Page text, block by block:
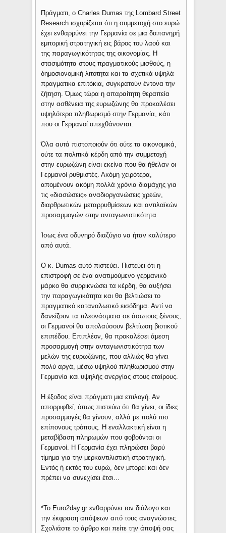
Πράγματι, ο Charles Dumas της Lombard Street
Research ισχυρίζεται ότι η συμμετοχή στο ευρώ
έχει ενθαρρύνει την Γερμανία σε μια δαπανηρή
εμπορική στρατηγική εις βάρος του λαού και
της παραγωγικότητας της οικονομίας. Η
στασιμότητα στους πραγματικούς μισθούς, η
δημοσιονομική λιτοτητα και τα σχετικά υψηλά
πραγματικα επιτόκια, συγκρατούν έντονα την
ζήτηση. Όμως τώρα η απαραίτητη θεραπεία
στην ασθένεια της ευρωζώνης θα προκαλέσει
υψηλότερο πληθωρισμό στην Γερμανία, κάτι
που οι Γερμανοί απεχθάνονται.
Όλα αυτά πιστοποιούν ότι ούτε τα οικονομικά,
ούτε τα πολιτικά κέρδη από την συμμετοχή
στην ευρωζώνη είναι εκείνα που θα ήθελαν οι
Γερμανοί ρυθμιστές. Ακόμη χειρότερα,
απομένουν ακόμη πολλά χρόνια διαμάχης για
τις «διασώσεις» αναδιοργανώσεις χρεών,
διαρθρωτικών μεταρρυθμίσεων και αντιλαϊκών
προσαρμογών στην ανταγωνιστικότητα.
Ίσως ένα οδυνηρό διαζύγιο να ήταν καλύτερο
από αυτά.
Ο κ. Dumas αυτό πιστεύει. Πιστεύει ότι η
επιστροφή σε ένα ανατιμούμενο γερμανικό
μάρκο θα συρρικνώσει τα κέρδη, θα αυξήσει
την παραγωγικότητα και θα βελτιώσει το
πραγματικό καταναλωτικό εισόδημα. Αντί να
δανείζουν τα πλεονάσματα σε άσωτους ξένους,
οι Γερμανοί θα απολαύσουν βελτίωση βιοτικού
επιπέδου. Επιπλέον, θα προκαλέσει άμεση
προσαρμογή στην ανταγωνιστικότητα των
μελών της ευρωζώνης, που αλλιώς θα γίνει
πολύ αργά, μέσω υψηλού πληθωρισμού στην
Γερμανία και υψηλής ανεργίας στους εταίρους.
Η έξοδος είναι πράγματι μια επιλογή. Αν
απορριφθεί, όπως πιστεύω ότι θα γίνει, οι ίδιες
προσαρμογές θα γίνουν, αλλά με πολύ πιο
επίπονους τρόπους. Η εναλλακτική είναι η
μεταβίβαση πληρωμών που φοβούνται οι
Γερμανοί. Η Γερμανία έχει πληρώσει βαρύ
τίμημα για την μερκαντιλιστική στρατηγική.
Εντός ή εκτός του ευρώ, δεν μπορεί και δεν
πρέπει να συνεχίσει έτσι...
*To Εuro2day.gr ενθαρρύνει τον διάλογο και
την έκφραση απόψεων από τους αναγνώστες.
Σχολιάστε το άρθρο και πείτε την άποψή σας